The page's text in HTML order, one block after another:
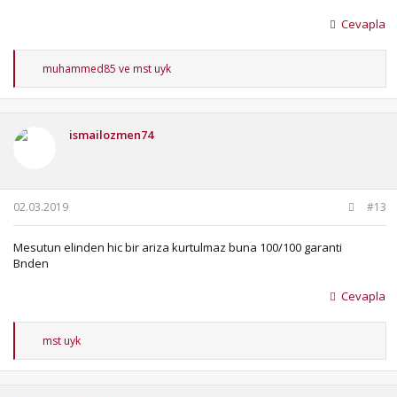
Cevapla
T
p
muhammed85 ve mst uyk
ismailozmen74
02.03.2019 #13
Mesutun elinden hic bir ariza kurtulmaz buna 100/100 garanti
Bnden
Cevapla
T
p
mst uyk